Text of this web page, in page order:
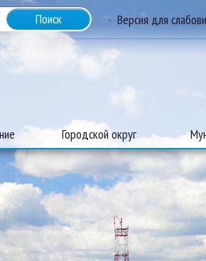
Версия для
Городской округ